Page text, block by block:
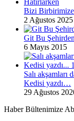
Bizi Birbirimize
2 Ağustos 2025
Git Bu Şehirden
6 Mayıs 2015
Salı
Kedisi yazdı…
29 Ağustos
Haber Bültenimize